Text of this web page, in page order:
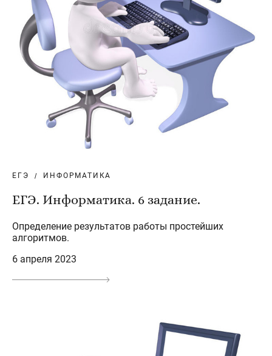
ЕГЭ ИНФОРМАТИКА
ЕГЭ. Информатика. 6 задание.
Определение результатов работы простейших
алгоритмов.
6 апреля 2023